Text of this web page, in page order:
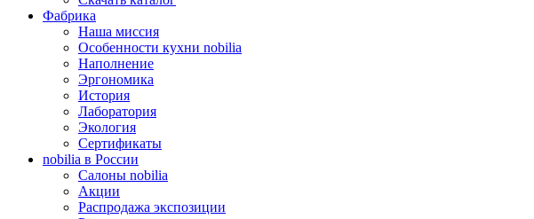
Фабрика
Наша миссия
Особенности кухни nobilia
Наполнение
Эргономика
История
Лаборатория
Экология
Сертификаты
nobilia в России
Салоны nobilia
Акции
Распродажа экспозиции